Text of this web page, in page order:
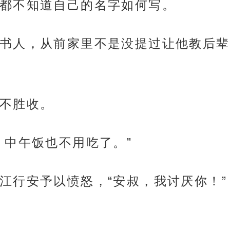
不知道自己的名字如何写。
人，从前家里不是没提过让他教后
胜收。
午饭也不用吃了。”
行安予以愤怒，“安叔，我讨厌你！”